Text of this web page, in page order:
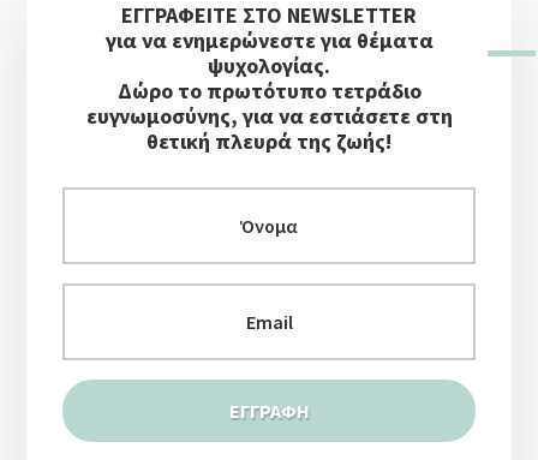
ΠλευρικήΕΓΓΡΑΦΕΙΤΕ ΣΤΟ NEWSLETTER
για να ενημερώνεστε για θέματα
ψυχολογίας.
Δώρο το πρωτότυπο τετράδιο
ευγνωμοσύνης, για να εστιάσετε στη
θετική πλευρά της ζωής!